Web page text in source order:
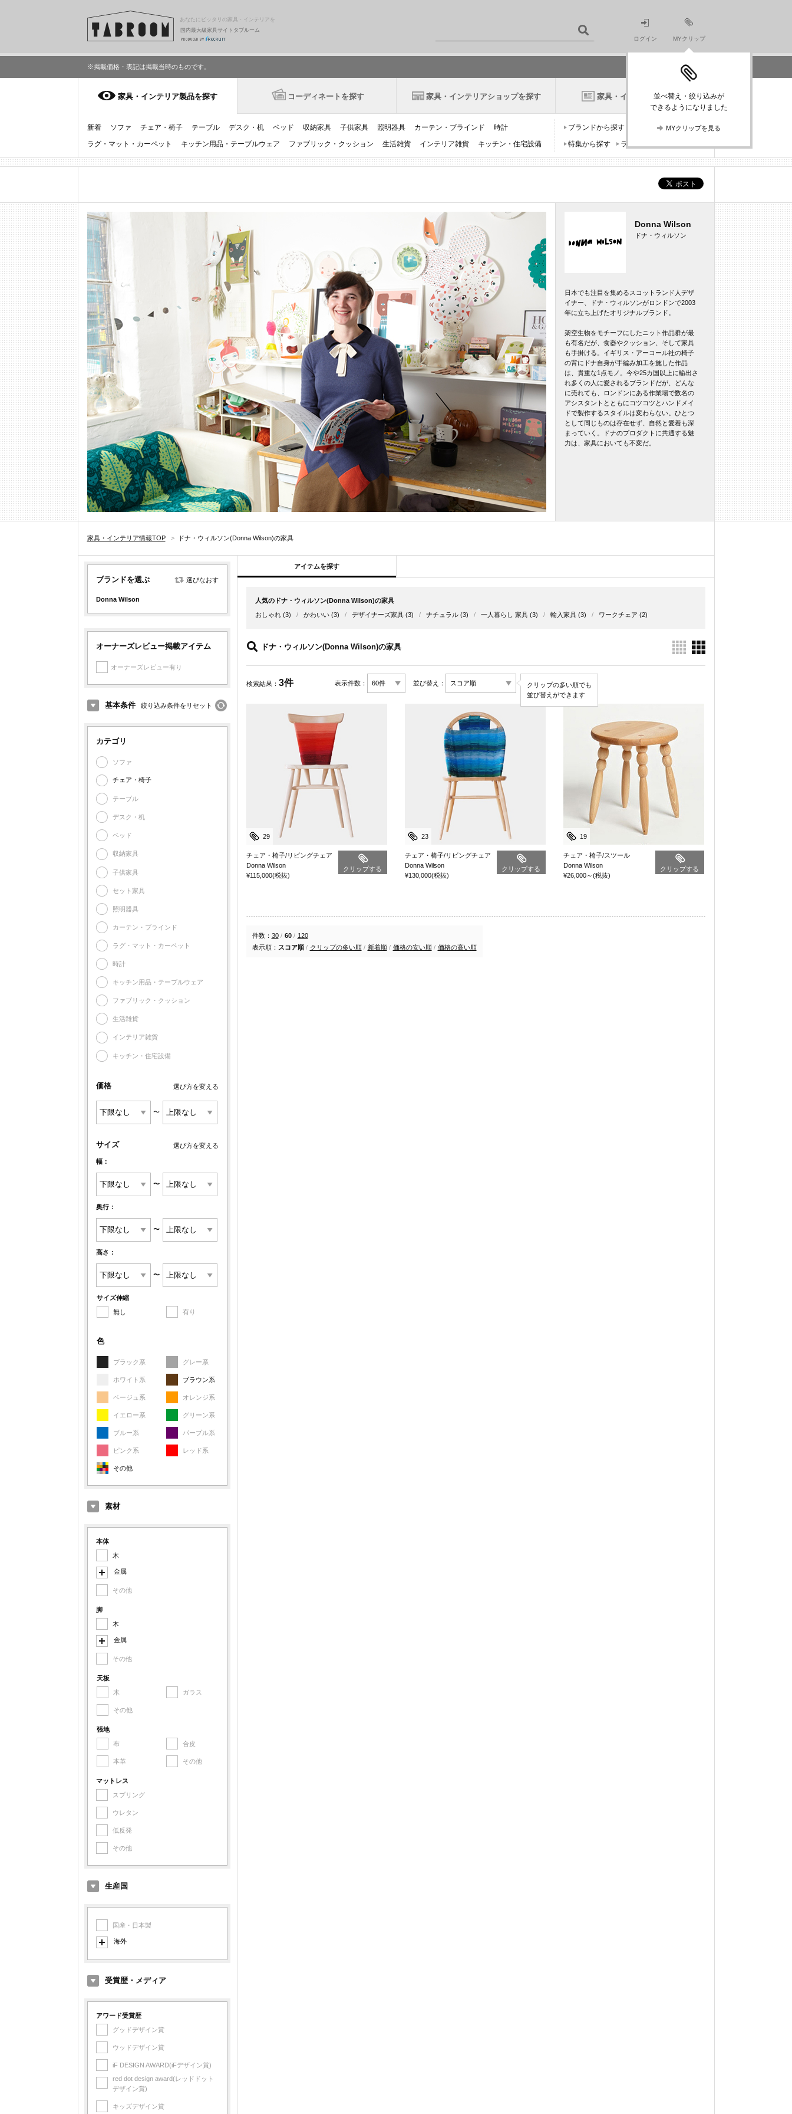
あなたにピッタリの家具・インテリアを
国内最大級家具サイトタブルーム
ログイン MYクリップ
並べ替え・絞り込みが
できるようになりました
MYクリップを見る
※掲載価格・表記は掲載当時のものです。
家具・インテリア製品を探す コーディネートを探す 家具・インテリアショップを探す 家具・インテリアニュース
新着 ソファ チェア・椅子 テーブル デスク・机 ベッド 収納家具 子供家具 照明器具 カーテン・ブラインド
時計
ラグ・マット・カーペット
キッチン用品・テーブルウェア ファブリック・クッション 生活雑貨 インテリア雑貨 キッチン・住宅設備
ブランドから探す
デザイナーから探す
特集から探す
ランキングから探す
Donna Wilson
ドナ・ウィルソン
日本でも注目を集めるスコットランド人デザ
イナー、ドナ・ウィルソンがロンドンで2003
年に立ち上げたオリジナルブランド。
架空生物をモチーフにしたニット作品群が最
も有名だが、食器やクッション、そして家具
も手掛ける。イギリス・アーコール社の椅子
の背にドナ自身が手編み加工を施した作品
は、貴重な1点モノ。今や25カ国以上に輸出さ
れ多くの人に愛されるブランドだが、どんな
に売れても、ロンドンにある作業場で数名の
アシスタントとともにコツコツとハンドメイ
ドで製作するスタイルは変わらない。ひとつ
として同じものは存在せず、自然と愛着も深
まっていく。ドナのプロダクトに共通する魅
力は、家具においても不変だ。
家具・インテリア情報TOP > ドナ・ウィルソン(Donna Wilson)の家具
ブランドを選ぶ 選びなおす
Donna Wilson
オーナーズレビュー掲載アイテム
オーナーズレビュー有り
絞り込み条件をリセット
基本条件
カテゴリ
ソファ
チェア・椅子
テーブル
デスク・机
ベッド
収納家具
子供家具
セット家具
照明器具
カーテン・ブラインド
ラグ・マット・カーペット
時計
キッチン用品・テーブルウェア
ファブリック・クッション
生活雑貨
インテリア雑貨
キッチン・住宅設備
価格 選び方を変える
〜
サイズ 選び方を変える
幅：
〜
奥行：
〜
高さ：
〜
サイズ伸縮
無し
有り
色
ブラック系 グレー系
ホワイト系 ブラウン系
ベージュ系 オレンジ系
イエロー系 グリーン系
ブルー系 パープル系
ピンク系 レッド系
その他
素材
本体
木
金属
スチール
その他金属
その他
脚
木
金属
スチール
その他金属
その他
天板
木
ガラス
その他
張地
布
合皮
本革 その他
マットレス
スプリング
ウレタン
低反発
その他
生産国
国産・日本製
海外
イタリア製
デンマーク製
イギリス製
アメリカ製
フランス製
フィンランド製
スイス製
受賞歴・メディア
アワード受賞歴
グッドデザイン賞
ウッドデザイン賞
iF DESIGN AWARD(iFデザイン賞)
red dot design award(レッドドット
デザイン賞)
キッズデザイン賞
アイテムを探す
人気のドナ・ウィルソン(Donna Wilson)の家具
おしゃれ(3) / かわいい(3) / デザイナーズ家具(3) / ナチュラル(3) / 一人暮らし 家具(3) / 輸入家具(3) / ワークチェア (2)
ドナ・ウィルソン(Donna Wilson)の家具
検索結果： 3件 表示件数： 並び替え：
クリップの多い順でも
並び替えができます
チェア・椅子/リビングチェア
Donna Wilson
¥115,000(税抜)
クリップする
29
チェア・椅子/リビングチェア
Donna Wilson
¥130,000(税抜)
クリップする
23
チェア・椅子/スツール
Donna Wilson
¥26,000～(税抜)
クリップする
19
件数： 30 / 60 / 120
表示順： スコア順 / クリップの多い順 / 新着順 / 価格の安い順 / 価格の高い順